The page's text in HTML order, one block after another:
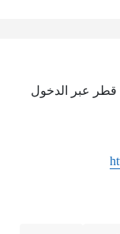
قطر عبر الدخول